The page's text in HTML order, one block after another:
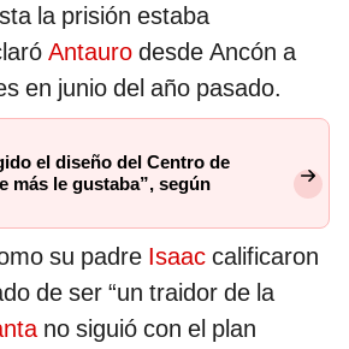
la prisión estaba
Antauro desde Ancón a
en junio del año pasado.
el diseño del Centro de
más le gustaba”, según
su padre Isaac calificaron
de ser “un traidor de la
no siguió con el plan